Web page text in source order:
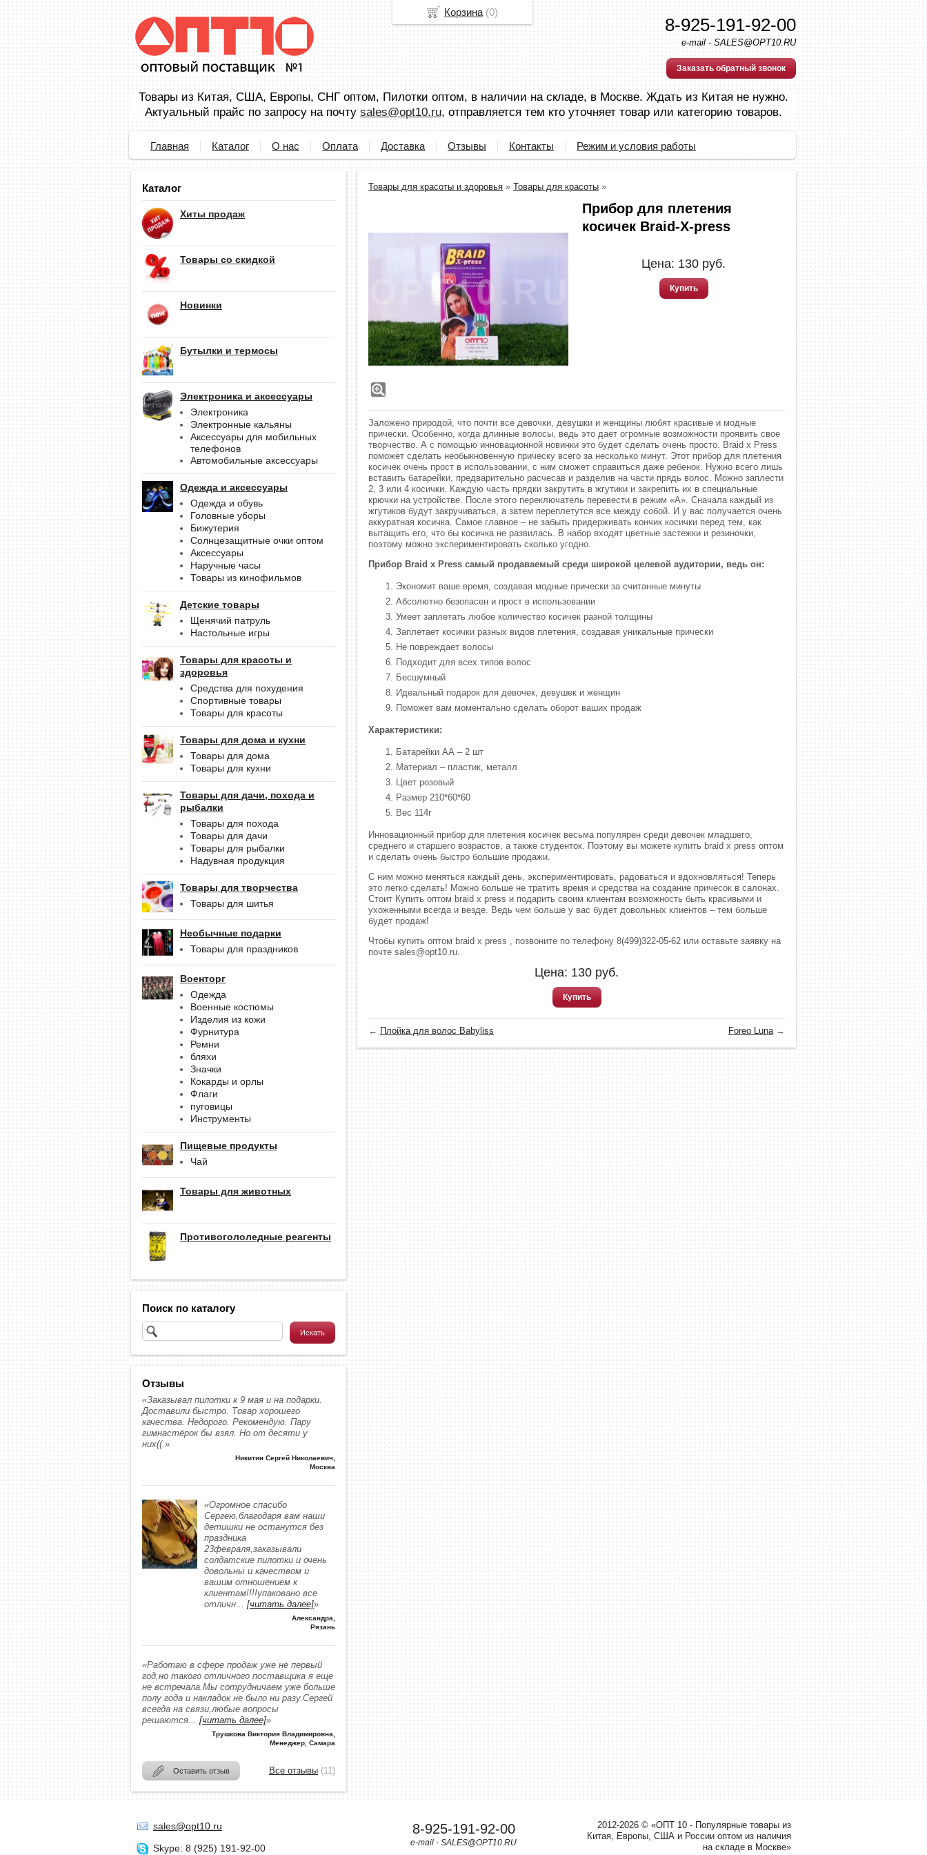
8-925-191-92-00
e-mail - SALES@OPT10.RU
Заказать обратный звонок
Товары из Китая, США, Европы, СНГ оптом, Пилотки оптом, в наличии на складе, в Москве. Ждать из Китая не нужно.
Актуальный прайс по запросу на почту sales@opt10.ru, отправляется тем кто уточняет товар или категорию товаров.
Главная Каталог О нас Оплата Доставка Отзывы Контакты Режим и условия работы
Каталог
Хиты продаж
Товары со скидкой
Новинки
Бутылки и термосы
Электроника и аксессуары
Электроника
Электронные кальяны
Аксессуары для мобильных
телефонов
Автомобильные аксессуары
Одежда и аксессуары
Одежда и обувь
Головные уборы
Бижутерия
Солнцезащитные очки оптом
Аксессуары
Наручные часы
Товары из кинофильмов
Детские товары
Щенячий патруль
Настольные игры
Товары для красоты и
здоровья
Средства для похудения
Спортивные товары
Товары для красоты
Товары для дома и кухни
Товары для дома
Товары для кухни
Товары для дачи, похода и
рыбалки
Товары для похода
Товары для дачи
Товары для рыбалки
Надувная продукция
Товары для творчества
Товары для шитья
Необычные подарки
Товары для праздников
Военторг
Одежда
Военные костюмы
Изделия из кожи
Фурнитура
Ремни
бляхи
Значки
Кокарды и орлы
Флаги
пуговицы
Инструменты
Пищевые продукты
Чай
Товары для животных
Противогололедные реагенты
Поиск по каталогу
Отзывы
«Заказывал пилотки к 9 мая и на подарки.
Доставили быстро. Товар хорошего
качества. Недорого. Рекомендую. Пару
гимнастёрок бы взял. Но от десяти у
них((.»
Никитин Сергей Николаевич
Москва
«Огромное спасибо
Сергею,благодаря вам наши
детишки не останутся без
праздника
23февраля,заказывали
солдатские пилотки и очень
довольны и качеством и
вашим отношением к
клиентам!!!!упаковано все
отличн... [читать далее]»
Александра
Рязань
«Работаю в сфере продаж уже не первый
год,но такого отличного поставщика я еще
не встречала.Мы сотрудничаем уже больше
полу года и накладок не было ни разу.Сергей
всегда на связи,любые вопросы
решаются... [читать далее]»
Трушкова Виктория Владимировна
Менеджер, Самара
Оставить отзыв Все отзывы (11)
Товары для красоты и здоровья » Товары для красоты »
Прибор для плетения
косичек Braid-X-press
Цена: 130 руб.
Купить
Заложено природой, что почти все девочки, девушки и женщины любят красивые и модные
прически. Особенно, когда длинные волосы, ведь это дает огромные возможности проявить свое
творчество. А с помощью инновационной новинки это будет сделать очень просто. Braid x Press
поможет сделать необыкновенную прическу всего за несколько минут. Этот прибор для плетения
косичек очень прост в использовании, с ним сможет справиться даже ребенок. Нужно всего лишь
вставить батарейки, предварительно расчесав и разделив на части прядь волос. Можно заплести
2, 3 или 4 косички. Каждую часть прядки закрутить в жгутики и закрепить их в специальные
крючки на устройстве. После этого переключатель перевести в режим «А». Сначала каждый из
жгутиков будут закручиваться, а затем переплетутся все между собой. И у вас получается очень
аккуратная косичка. Самое главное – не забыть придерживать кончик косички перед тем, как
вытащить его, что бы косичка не развилась. В набор входят цветные застежки и резиночки,
поэтому можно экспериментировать сколько угодно.
Прибор Braid x Press самый продаваемый среди широкой целевой аудитории, ведь он:
Экономит ваше время, создавая модные прически за считанные минуты
Абсолютно безопасен и прост в использовании
Умеет заплетать любое количество косичек разной толщины
Заплетает косички разных видов плетения, создавая уникальные прически
Не повреждает волосы
Подходит для всех типов волос
Бесшумный
Идеальный подарок для девочек, девушек и женщин
Поможет вам моментально сделать оборот ваших продаж
Характеристики:
Батарейки АА – 2 шт
Материал – пластик, металл
Цвет розовый
Размер 210*60*60
Вес 114г
Инновационный прибор для плетения косичек весьма популярен среди девочек младшего,
среднего и старшего возрастов, а также студенток. Поэтому вы можете купить braid x press оптом
и сделать очень быстро большие продажи.
С ним можно меняться каждый день, экспериментировать, радоваться и вдохновляться! Теперь
это легко сделать! Можно больше не тратить время и средства на создание причесок в салонах.
Стоит Купить оптом braid x press и подарить своим клиентам возможность быть красивыми и
ухоженными всегда и везде. Ведь чем больше у вас будет довольных клиентов – тем больше
будет продаж!
Чтобы купить оптом braid x press , позвоните по телефону 8(499)322-05-62 или оставьте заявку на
почте sales@opt10.ru.
Цена: 130 руб.
Купить
← Плойка для волос Babyliss Foreo Luna→
sales@opt10.ru
Skype: 8 (925) 191-92-00
2012-2026 © «ОПТ 10 - Популярные товары из
Китая, Европы, США и России оптом из наличия
на складе в Москве»
8-925-191-92-00
e-mail - SALES@OPT10.RU
Корзина (0)